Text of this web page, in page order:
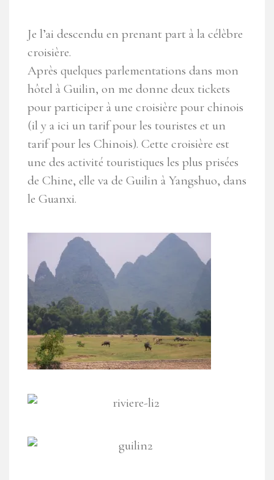
Je l’ai descendu en prenant part à la célèbre
croisière.
Après quelques parlementations dans mon
hôtel à Guilin, on me donne deux tickets
pour participer à une croisière pour chinois
(il y a ici un tarif pour les touristes et un
tarif pour les Chinois). Cette croisière est
une des activité touristiques les plus prisées
de Chine, elle va de Guilin à Yangshuo, dans
le Guanxi.